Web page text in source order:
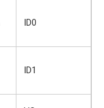
ID0
ID1